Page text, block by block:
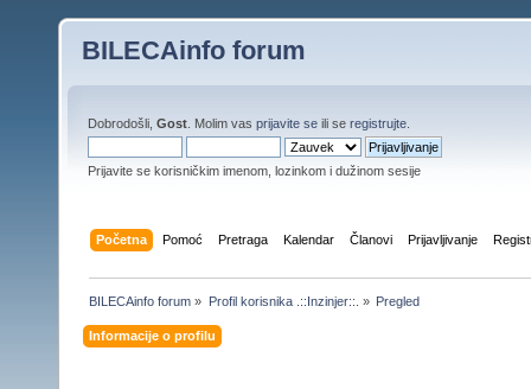
BILECAinfo forum
Dobrodošli, Gost . Molim vas prijavite se ili se registrujte
Prijavite se korisničkim imenom, lozinkom i dužinom sesije
Početna Pomoć Pretraga Kalendar Članovi Prijavljivanje
BILECAinfo forum » Profil korisnika .::Inzinjer::. » Pregled
Informacije o profilu